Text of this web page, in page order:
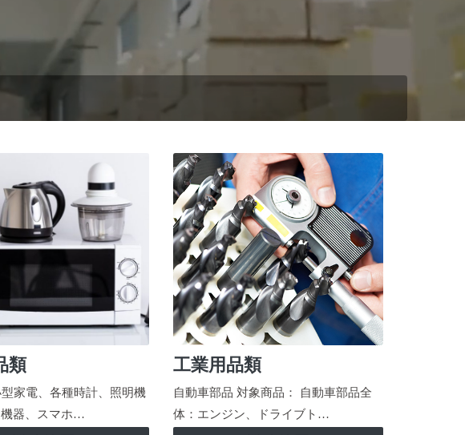
類
家電、各種時計、照明機
機器、スマホ…
工業用品類
自動車部品 対象商品： 自動車部品全
体：エンジン、ドライブト…